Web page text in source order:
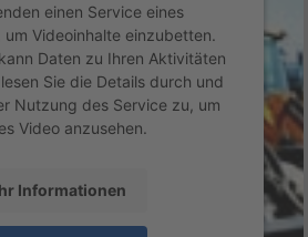
einen Service eines
Videoinhalte einzubetten.
Daten zu Ihren Aktivitäten
Sie die Details durch und
Nutzung des Service zu, um
Video anzusehen.
Informationen